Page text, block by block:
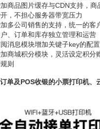
商品图片缓存与CDN支持，商
，不担心服务器带宽压力
多公司销售的支持，统一的客
、订单和库存独立管理和运营
消息模块增加关键子key的配
商城积分模块，灵活设定积分
则
单及POS收银的小票打印机、